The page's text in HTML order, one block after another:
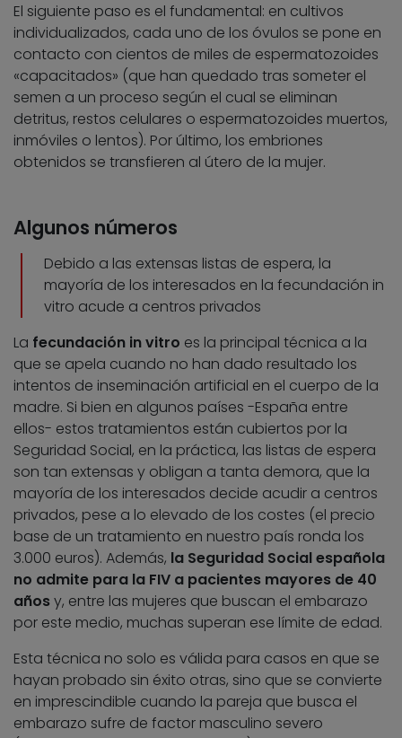
El siguiente paso es el fundamental: en cultivos
individualizados, cada uno de los óvulos se pone en
contacto con cientos de miles de espermatozoides
«capacitados» (que han quedado tras someter el
semen a un proceso según el cual se eliminan
detritus, restos celulares o espermatozoides muertos,
inmóviles o lentos). Por último, los embriones
obtenidos se transfieren al útero de la mujer.
Algunos números
Debido a las extensas listas de espera, la
mayoría de los interesados en la fecundación in
vitro acude a centros privados
La fecundación in vitro es la principal técnica a la
que se apela cuando no han dado resultado los
intentos de inseminación artificial en el cuerpo de la
madre. Si bien en algunos países -España entre
ellos- estos tratamientos están cubiertos por la
Seguridad Social, en la práctica, las listas de espera
son tan extensas y obligan a tanta demora, que la
mayoría de los interesados decide acudir a centros
privados, pese a lo elevado de los costes (el precio
base de un tratamiento en nuestro país ronda los
3.000 euros). Además, la Seguridad Social española
no admite para la FIV a pacientes mayores de 40
añosy, entre las mujeres que buscan el embarazo
por este medio, muchas superan ese límite de edad.
Esta técnica no solo es válida para casos en que se
hayan probado sin éxito otras, sino que se convierte
en imprescindible cuando la pareja que busca el
embarazo sufre de factor masculino severo